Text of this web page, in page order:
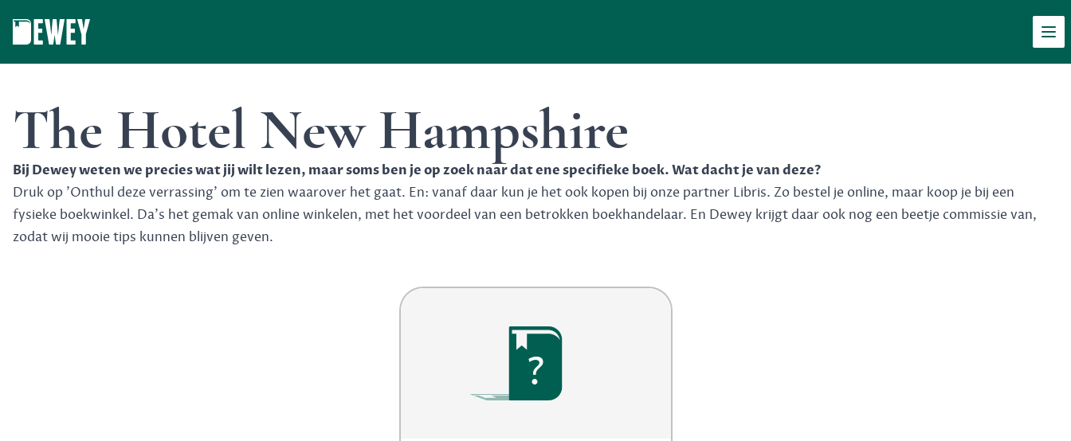
The Hotel New Hampshire
Bij Dewey weten we precies wat jij wilt lezen, maar soms ben je op zoek naar dat ene specifieke boek. Wat dacht je van deze?
Druk op 'Onthul deze verrassing' om te zien waarover het gaat. En: vanaf daar kun je het ook kopen bij onze partner Libris. Zo bestel je online, maar koop je bij een
fysieke boekwinkel. Da's het gemak van online winkelen, met het voordeel van een betrokken boekhandelaar. En Dewey krijgt daar ook nog een beetje commissie van,
zodat wij mooie tips kunnen blijven geven.
?